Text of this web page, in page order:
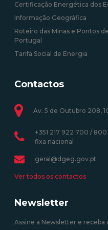
Certificação Energética dos
Informação Geográfica
Roteiro das Minas e Pontos
Portugal
Tarifa Social de Energia
Contactos
Av. 5 de Outubro 208,
+351 217 922 700 /
fixa nacional
geral@dgeg.gov.pt
Ver todos os contactos
Newsletter
Assine a Newsletter e receba